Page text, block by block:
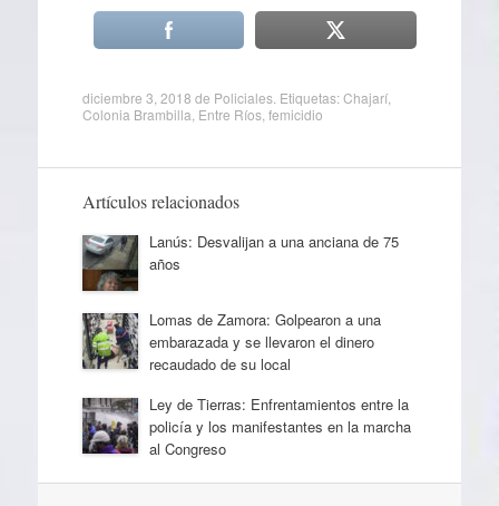
diciembre 3, 2018 de Policiales. Etiquetas:Chajarí,
Colonia Brambilla Entre Ríos, femicidio
Artículos relacionados
Lanús: Desvalijan a una anciana de 75
años
Lomas de Zamora: Golpearon a una
embarazada y se llevaron el dinero
recaudado de su local
Ley de Tierras: Enfrentamientos entre la
policía y los manifestantes en la marcha
al Congreso